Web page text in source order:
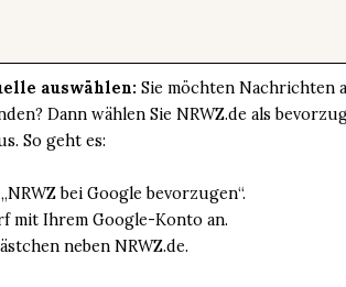
auswählen: Sie möchten Nachrichten
Dann wählen Sie NRWZ.de als
So geht es:
bei Google bevorzugen“.
mit Ihrem Google-Konto an.
neben NRWZ.de.